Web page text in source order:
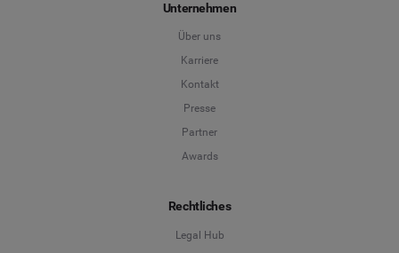
Unternehmen
Über uns
Karriere
Kontakt
Presse
Partner
Awards
Rechtliches
Legal Hub